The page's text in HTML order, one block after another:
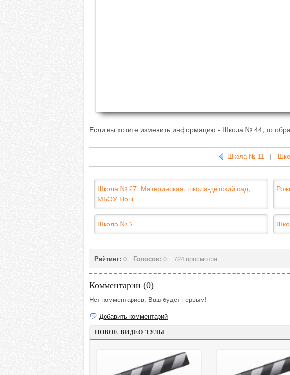
Если вы хотите изменить информацию - Школа № 44, то
Школа № 11|
Школа № 27, Материнская, школа-детский сад,
МБОУ Нош
Школа № 2
Рейтинг: 0 Голосов: 0 724 просмотра
Комментарии (0)
Нет комментариев. Ваш будет первым!
Добавить комментарий
НОВОЕ ВИДЕО ТУЛЫ